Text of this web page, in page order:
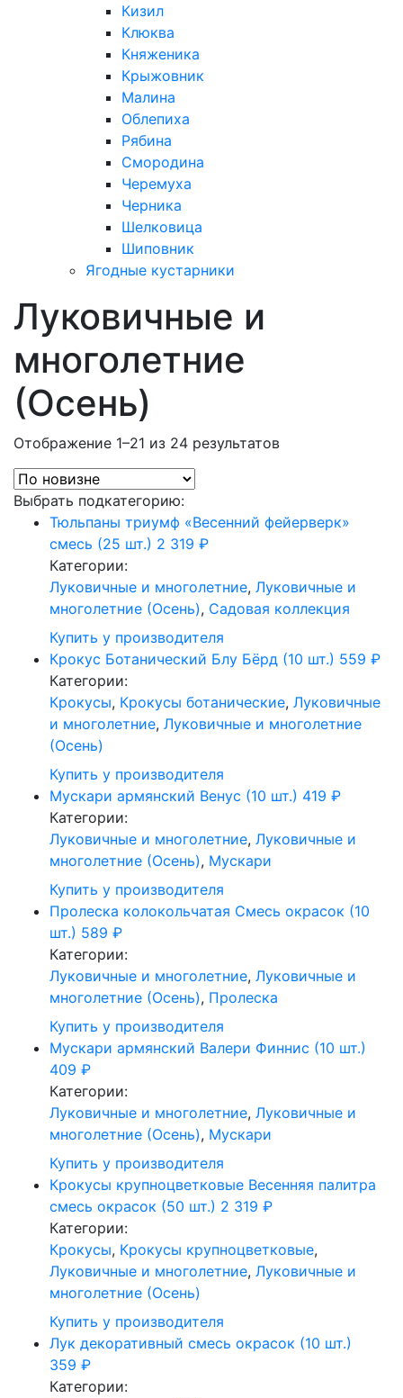
Кизил
Клюква
Княженика
Крыжовник
Малина
Облепиха
Рябина
Смородина
Черемуха
Черника
Шелковица
Шиповник
Ягодные кустарники
Луковичные и
многолетние
(Осень)
Отображение 1–21 из 24 результатов
Выбрать подкатегорию:
Тюльпаны триумф «Весенний фейерверк»
смесь (25 шт.) 2 319 ₽
Категории:
Луковичные и многолетние, Луковичные и
многолетние (Осень), Садовая коллекция
Купить у производителя
Крокус Ботанический Блу Бёрд (10 шт.) 559 ₽
Категории:
Крокусы, Крокусы ботанические, Луковичные
и многолетние, Луковичные и многолетние
(Осень)
Купить у производителя
Мускари армянский Венус (10 шт.) 419 ₽
Категории:
Луковичные и многолетние, Луковичные и
многолетние (Осень), Мускари
Купить у производителя
Пролеска колокольчатая Смесь окрасок (10
шт.) 589 ₽
Категории:
Луковичные и многолетние, Луковичные и
многолетние (Осень), Пролеска
Купить у производителя
Мускари армянский Валери Финнис (10 шт.)
409 ₽
Категории:
Луковичные и многолетние, Луковичные и
многолетние (Осень), Мускари
Купить у производителя
Крокусы крупноцветковые Весенняя палитра
смесь окрасок (50 шт.) 2 319 ₽
Категории:
Крокусы, Крокусы крупноцветковые,
Луковичные и многолетние, Луковичные и
многолетние (Осень)
Купить у производителя
Лук декоративный смесь окрасок (10 шт.)
359 ₽
Категории: